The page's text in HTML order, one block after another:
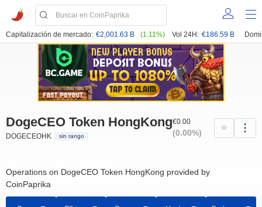
Capitalización de mercado: €2,001.63 B (1.11%) Vol 24H: €186.59 B
DogeCEO Token HongKong
DOGECEOHK sin rango
€0.00
(0.00%)
Operations on DogeCEO Token HongKong provided by
CoinPaprika